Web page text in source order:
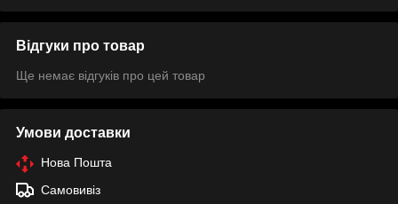
Відгуки про товар
Ще немає відгуків про цей товар
Умови доставки
Нова Пошта
Самовивіз